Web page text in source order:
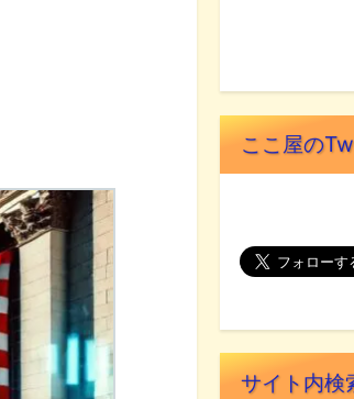
ここ屋の
サイト内検